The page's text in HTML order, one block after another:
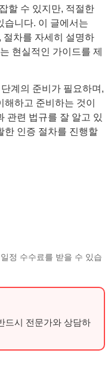
할 수 있지만, 적절한
습니다. 이 글에서는
절차를 자세히 설명하
현실적인 가이드를 제
계의 준비가 필요하며,
하고 준비하는 것이
관련 법규를 잘 알고 있
한 인증 절차를 진행할
정 수수료를 받을 수 있습
드시 전문가와 상담하